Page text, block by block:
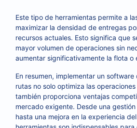
Este tipo de herramientas permite a
maximizar la densidad de entregas
recursos actuales. Esto significa que
mayor volumen de operaciones sin
aumentar significativamente la flota o
En resumen, implementar un
rutas no solo optimiza las
también proporciona ventajas
mercado exigente. Desde una
hasta una mejora en la experiencia